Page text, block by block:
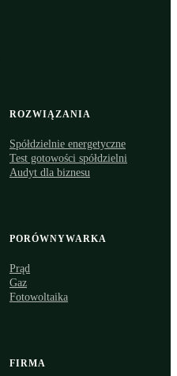
ROZWIĄZANIA
Spółdzielnie energetyczne
Test gotowości spółdzielni
Audyt dla biznesu
PORÓWNYWARKA
Prąd
Gaz
Fotowoltaika
FIRMA